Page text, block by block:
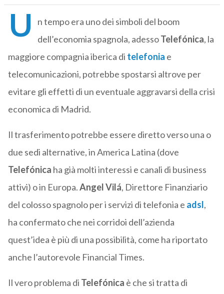
U
n tempo era uno dei simboli del boom
dell’economia spagnola, adessoTelefónica, la
maggiore compagnia iberica di telefonia e
telecomunicazioni, potrebbe spostarsi altrove per
evitare gli effetti di un eventuale aggravarsi della crisi
economica di Madrid.
Il trasferimento potrebbe essere diretto verso una o
due sedi alternative, in America Latina (dove
Telefónica ha già molti interessi e canali di business
attivi) o in Europa.Angel Vilá, Direttore Finanziario
del colosso spagnolo per i servizi di telefonia e adsl,
ha confermato che nei corridoi dell’azienda
quest’idea è più di una possibilità, come ha riportato
anche l’autorevole Financial Times.
Il vero problema di Telefónica è che si tratta di